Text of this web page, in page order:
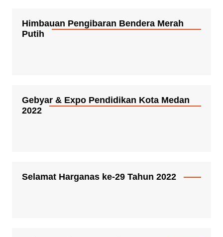
Himbauan Pengibaran Bendera Merah
Putih
Gebyar & Expo Pendidikan Kota Medan
2022
Selamat Harganas ke-29 Tahun 2022